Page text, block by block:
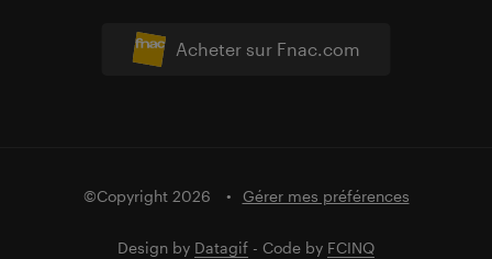
Acheter sur Fnac.com
©Copyright 2026 Gérer mes préférences
Design by Datagif - Code by FCINQ